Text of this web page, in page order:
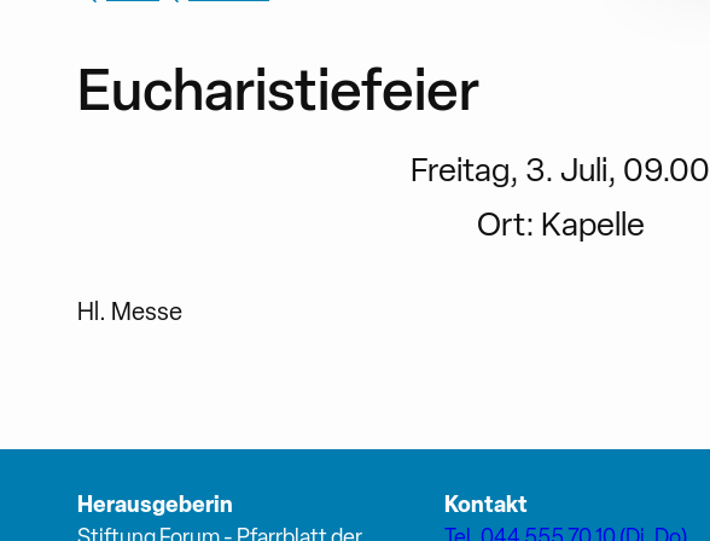
Eucharistiefeier
Freitag, 3. Juli, 09.00
Ort: Kapelle
Hl. Messe
Herausgeberin Kontakt